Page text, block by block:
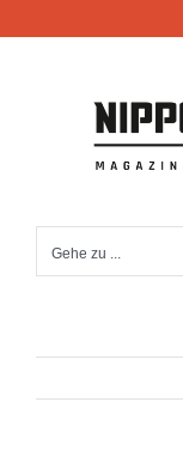
Inhalt
Gehe zu ...